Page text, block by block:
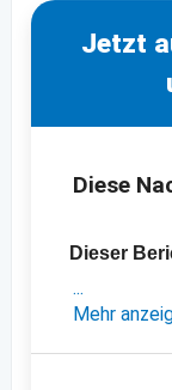
Jetzt
Diese
Dieser
- Markt-
Mehr